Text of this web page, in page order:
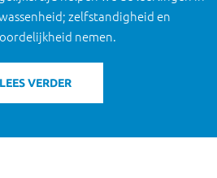
zelfstandigheid en
nemen.
LEES VERDER